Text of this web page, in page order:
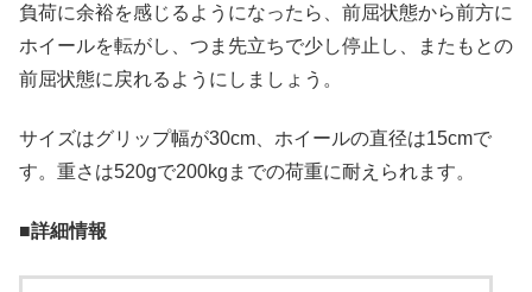
負荷に余裕を感じるようになったら、前屈状態から前方に
ホイールを転がし、つま先立ちで少し停止し、またもとの
前屈状態に戻れるようにしましょう。
サイズはグリップ幅が30cm、ホイールの直径は15cmで
す。重さは520gで200kgまでの荷重に耐えられます。
■詳細情報